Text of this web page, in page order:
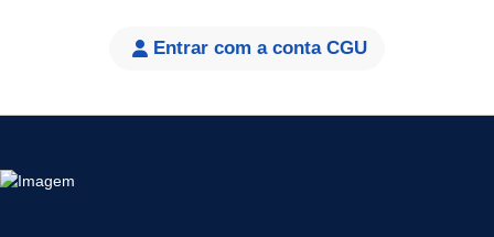
Entrar com a conta CGU